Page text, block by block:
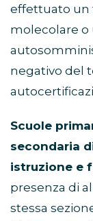
effettuato un
molecolare
negativo del
Scuole
secondaria
istruzione e
presenza di
stessa